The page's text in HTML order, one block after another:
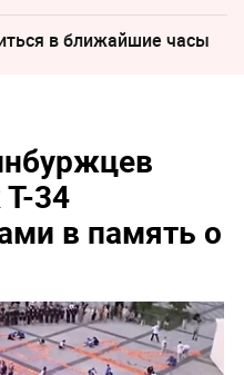
в ближайшие часы
34
в память о